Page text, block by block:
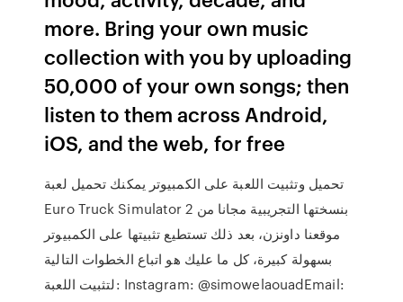
more. Bring your own music
collection with you by uploading
50,000 of your own songs; then
listen to them across Android,
iOS, and the web, for free
تحميل وتثبيت اللعبة على الكمبيوتر يمكنك تحميل لعبة
Euro Truck Simulator 2 بنسختها التجريبية مجانا من
موقعنا داونزن، بعد ذلك تستطيع تثبيتها على الكمبيوتر
بسهولة كبيرة، كل ما عليك هو اتباع الخطوات التالية
لتثبيت اللعبة: Instagram: @simowelaouadEmail: